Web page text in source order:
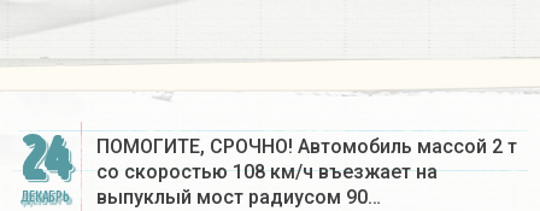
24
ДЕКАБРЬ
ПОМОГИТЕ, СРОЧНО! Автомобиль массой 2 т
со скоростью 108 км/ч въезжает на
выпуклый мост радиусом 90…